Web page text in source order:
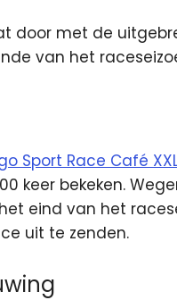
door met de
van het
Sport Race Café
keer bekeken.
eind van het
uit te zenden.